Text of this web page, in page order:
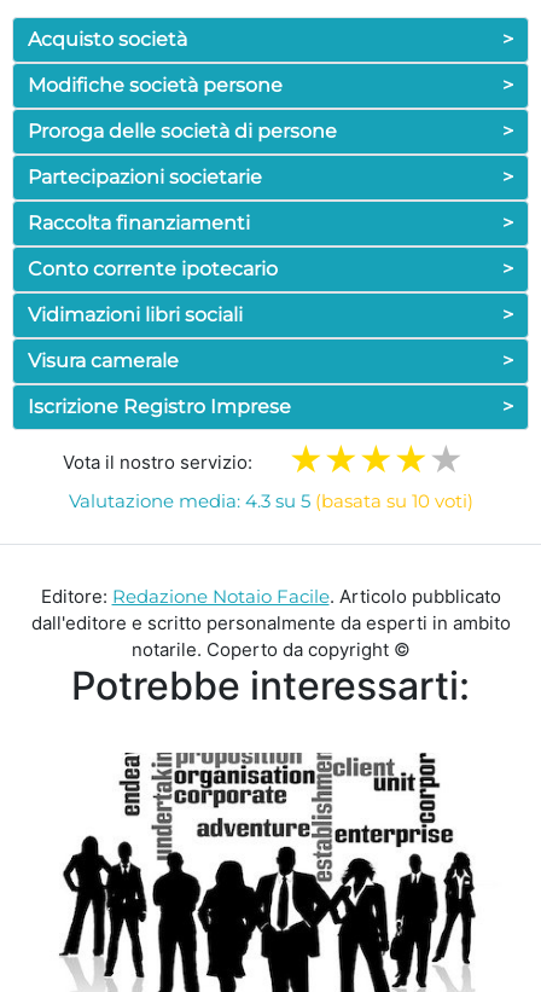
Acquisto società
>
Modifiche società persone
>
Proroga delle società di persone
>
Partecipazioni societarie
>
Raccolta finanziamenti
>
Conto corrente ipotecario
>
Vidimazioni libri sociali
>
Visura camerale
>
Iscrizione Registro Imprese
>
Vota il nostro servizio:
Valutazione media: 4.3 su 5 (basata su 10 voti)
Editore: Redazione Notaio Facile. Articolo pubblicato
dall'editore e scritto personalmente da esperti in ambito
notarile. Coperto da copyright ©
Potrebbe interessarti: